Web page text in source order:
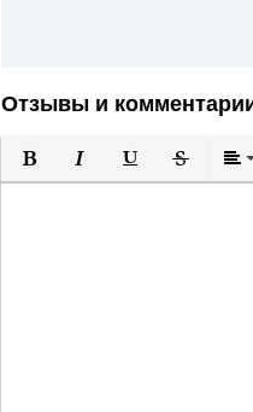
Отзывы и
Полужирный
КурсивПодчеркнутый